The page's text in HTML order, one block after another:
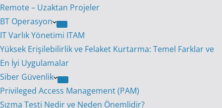
Remote – Uzaktan Projeler
BT Operasyon
IT Varlık Yönetimi ITAM
Yüksek Erişilebilirlik ve Felaket Kurtarma: Temel Farklar ve
En İyi Uygulamalar
Siber Güvenlik
Privileged Access Management (PAM)
Sızma Testi Nedir ve Neden Önemlidir?